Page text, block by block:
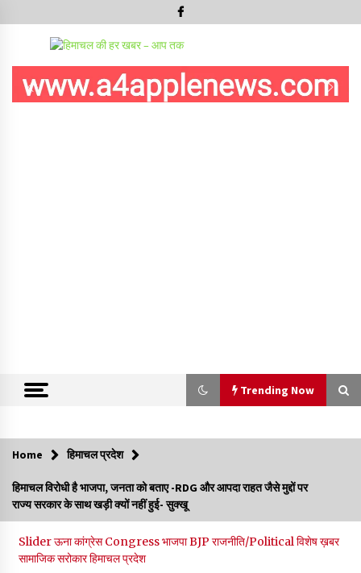
Trending Now
रूपी भावा वन्यजीव अभयारण्य में फिर दिखा जंगलों का ‘खामोश पहरेदार’, दुर्लभ
हिमालयन “सीरो” कैमरे में कैद
06/08/2026
भ्रष्टाचार से अर्जित संपत्ति जब्त कर गरीबों में बांटेगी हिमाचल सरकार -CM
Home हिमाचल प्रदेश
हिमाचल विरोधी है भाजपा, जनता को बताए -RDG और आपदा राहत जैसे मुद्दों पर
राज्य सरकार के साथ खड़ी क्यों नहीं हुई- सुक्खू
Sliderऊनाकांग्रेस Congressभाजपा BJP राजनीति/Politicalविशेष ख़बर
सामाजिक सरोकारहिमाचल प्रदेश